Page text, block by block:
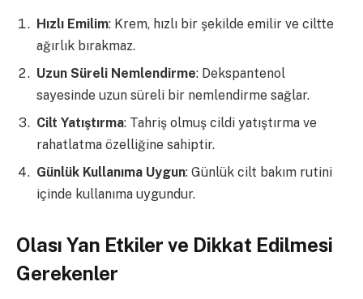
Hızlı Emilim: Krem, hızlı bir şekilde emilir ve ciltte
ağırlık bırakmaz.
Uzun Süreli Nemlendirme: Dekspantenol
sayesinde uzun süreli bir nemlendirme sağlar.
Cilt Yatıştırma: Tahriş olmuş cildi yatıştırma ve
rahatlatma özelliğine sahiptir.
Günlük Kullanıma Uygun: Günlük cilt bakım rutini
içinde kullanıma uygundur.
Olası Yan Etkiler ve Dikkat Edilmesi
Gerekenler